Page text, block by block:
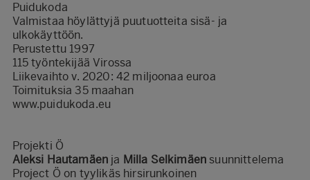
Puidukoda
Valmistaa höylättyjä puutuotteita sisä- ja
ulkokäyttöön.
Perustettu 1997
115 työntekijää Virossa
Liikevaihto v. 2020: 42 miljoonaa euroa
Toimituksia 35 maahan
www.puidukoda.eu
Projekti Ö
Aleksi Hautamäen ja Milla Selkimäen suunnittelema
Project Ö on tyylikäs hirsirunkoinen